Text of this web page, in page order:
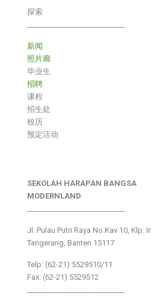
探索
新闻
照片廊
毕业生
招聘
课程
招生处
校历
预定活动
SEKOLAH HARAPAN BANGSA
MODERNLAND
Jl. Pulau Putri Raya No.Kav 10, Klp.
Tangerang, Banten 15117
Telp: (62-21) 5529510/11
Fax: (62-21) 5529512